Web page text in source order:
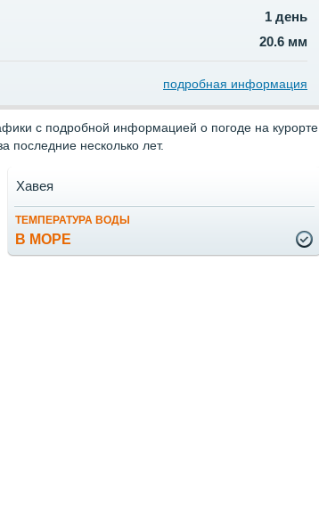
1 день
20.6 мм
подробная информация
с подробной информацией о погоде на курорте
последние несколько лет.
ТЕМПЕРАТУРА ВОДЫ
В МОРЕ
Хавея